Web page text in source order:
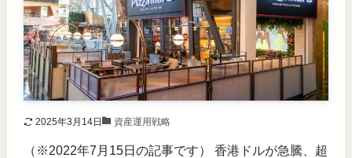
2025年3月14日 資産運用戦略
（※2022年7月15日の記事です） 香港ドルが急騰、超